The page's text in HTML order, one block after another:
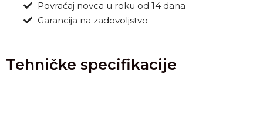
Povraćaj novca u roku od 14 dana
Garancija na zadovoljstvo
Tehničke specifikacije